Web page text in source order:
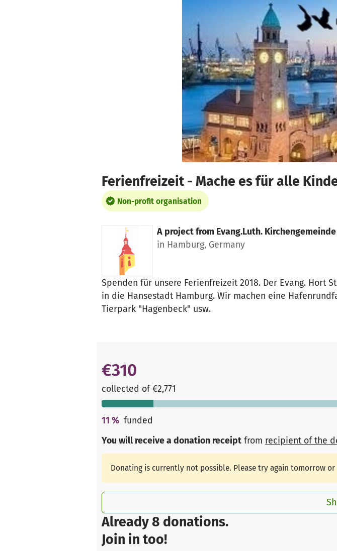
Ferienfreizeit - Mache es für alle
Non-profit organisation
A project from Evang.Luth.
in Hamburg, Germany
Spenden für unsere Ferienfreizeit 2018. Der Evang. Hort
in die Hansestadt Hamburg. Wir machen eine
Tierpark "Hagenbeck" usw.
Already 8 donations.
Join in too!
€310
collected of €2,771
11 % funded
You will receive a donation receipt from recipient of the
Donating is currently not possible. Please try again tomorrow